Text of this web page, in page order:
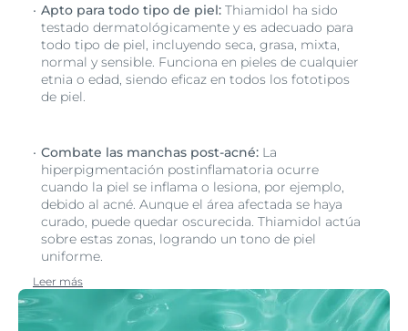
Apto para todo tipo de piel: Thiamidol ha sido
testado dermatológicamente y es adecuado para
todo tipo de piel, incluyendo seca, grasa, mixta,
normal y sensible. Funciona en pieles de cualquier
etnia o edad, siendo eficaz en todos los fototipos
de piel.
Combate las manchas post-acné: La
hiperpigmentación postinflamatoria ocurre
cuando la piel se inflama o lesiona, por ejemplo,
debido al acné. Aunque el área afectada se haya
curado, puede quedar oscurecida. Thiamidol actúa
sobre estas zonas, logrando un tono de piel
uniforme.
Leer más